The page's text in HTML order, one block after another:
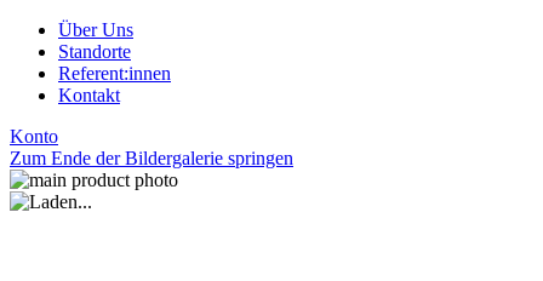
Über Uns
Standorte
Referent:innen
Kontakt
Konto
Zum Ende der Bildergalerie springen